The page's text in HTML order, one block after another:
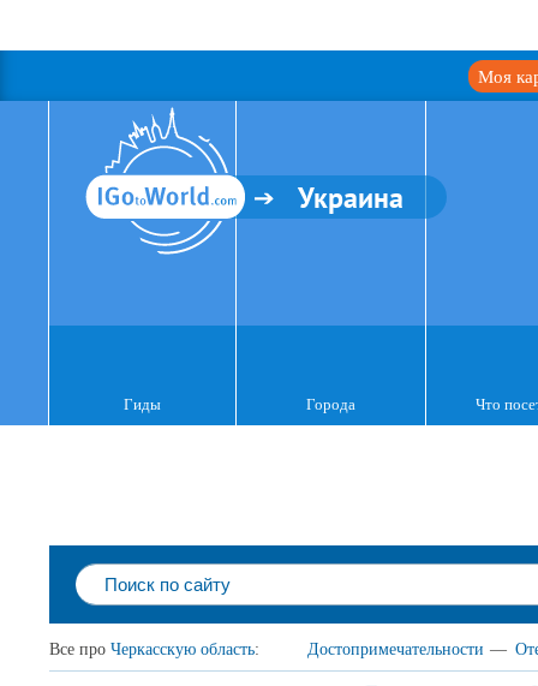
Моя
Украина
Гиды Города Что
Все про Черкасскую область: Достопримечательности —